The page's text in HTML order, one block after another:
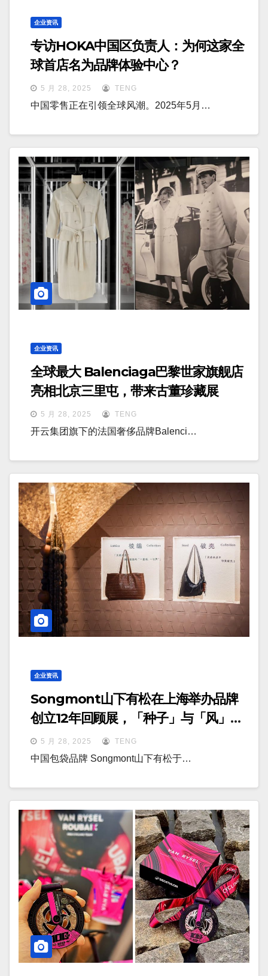
企业资讯
专访HOKA中国区负责人：为何这家全
球首店名为品牌体验中心？
5 月 28, 2025 TENG
中国零售正在引领全球风潮。2025年5月…
企业资讯
全球最大 Balenciaga巴黎世家旗舰店
亮相北京三里屯，带来古董珍藏展
5 月 28, 2025 TENG
开云集团旗下的法国奢侈品牌Balenci…
企业资讯
Songmont山下有松在上海举办品牌
创立12年回顾展，「种子」与「风」唱
主角5 月 28, 2025 TENG
中国包袋品牌 Songmont山下有松于…